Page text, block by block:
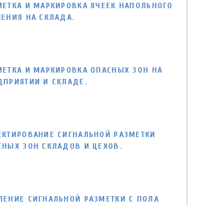
И МАРКИРОВКА ЯЧЕЕК НАПОЛЬНОГО
НА СКЛАДА.
И МАРКИРОВКА ОПАСНЫХ ЗОН НА
И СКЛАДЕ.
СИГНАЛЬНОЙ РАЗМЕТКИ
ЗОН СКЛАДОВ И ЦЕХОВ.
СИГНАЛЬНОЙ РАЗМЕТКИ С ПОЛА